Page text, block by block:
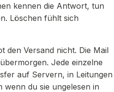
kennen die Antwort, tun
Löschen fühlt sich
den Versand nicht. Die Mail
Jede einzelne
auf Servern, in Leitungen
wenn du sie ungelesen in